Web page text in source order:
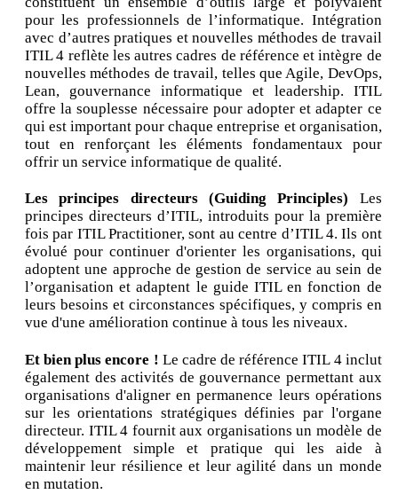
pour les professionnels de l’informatique. Intégration
avec d’autres pratiques et nouvelles méthodes de travail
ITIL 4 reflète les autres cadres de référence et intègre de
nouvelles méthodes de travail, telles que Agile, DevOps,
Lean, gouvernance informatique et leadership. ITIL
offre la souplesse nécessaire pour adopter et adapter ce
qui est important pour chaque entreprise et organisation,
tout en renforçant les éléments fondamentaux pour
offrir un service informatique de qualité.
Les principes directeurs (Guiding Principles) Les
principes directeurs d’ITIL, introduits pour la première
fois par ITIL Practitioner, sont au centre d’ITIL 4. Ils ont
évolué pour continuer d'orienter les organisations, qui
adoptent une approche de gestion de service au sein de
l’organisation et adaptent le guide ITIL en fonction de
leurs besoins et circonstances spécifiques, y compris en
vue d'une amélioration continue à tous les niveaux.
Et bien plus encore ! Le cadre de référence ITIL 4 inclut
également des activités de gouvernance permettant aux
organisations d'aligner en permanence leurs opérations
sur les orientations stratégiques définies par l'organe
directeur. ITIL 4 fournit aux organisations un modèle de
développement simple et pratique qui les aide à
maintenir leur résilience et leur agilité dans un monde
en mutation.